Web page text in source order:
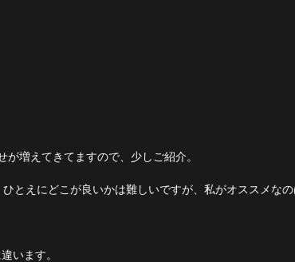
増えてきてますので、少しご紹介。
とえにどこが良いかは難しいですが、私がオススメな
います。